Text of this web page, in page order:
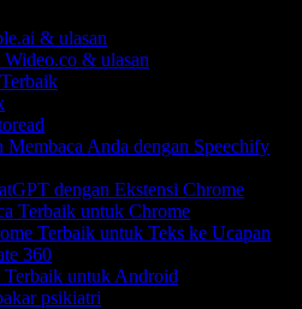
& ulasan
& ulasan
Membaca Anda dengan Speechify
dengan Ekstensi Chrome
Terbaik untuk Chrome
Terbaik untuk Teks ke Ucapan
360
untuk Android
psikiatri